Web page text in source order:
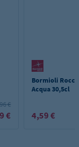
€
€
Bormioli
Acqua 30,5cl
4,59 €